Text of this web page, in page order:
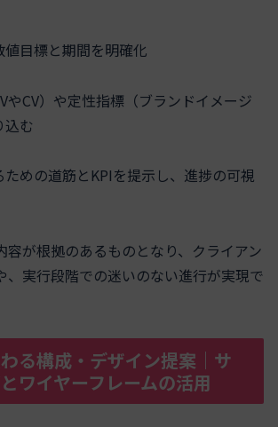
値目標と期間を明確化
やCV）や定性指標（ブランドイメージ
込む
ための道筋とKPIを提示し、進捗の可視
容が根拠のあるものとなり、クライアン
、実行段階での迷いのない進行が実現で
る構成・デザイン提案｜サ
ワイヤーフレームの活用